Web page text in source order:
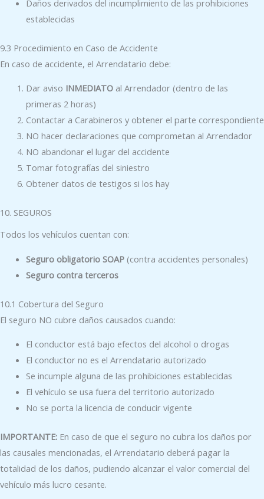
Daños derivados del incumplimiento de las prohibiciones
establecidas
9.3 Procedimiento en Caso de Accidente
En caso de accidente, el Arrendatario debe:
Dar aviso INMEDIATOal Arrendador (dentro de las
primeras 2 horas)
Contactar a Carabineros y obtener el parte correspondiente
NO hacer declaraciones que comprometan al Arrendador
NO abandonar el lugar del accidente
Tomar fotografías del siniestro
Obtener datos de testigos si los hay
10. SEGUROS
Todos los vehículos cuentan con:
Seguro obligatorio SOAP(contra accidentes personales)
Seguro contra terceros
10.1 Cobertura del Seguro
El seguro NO cubre daños causados cuando:
El conductor está bajo efectos del alcohol o drogas
El conductor no es el Arrendatario autorizado
Se incumple alguna de las prohibiciones establecidas
El vehículo se usa fuera del territorio autorizado
No se porta la licencia de conducir vigente
IMPORTANTE: En caso de que el seguro no cubra los daños por
las causales mencionadas, el Arrendatario deberá pagar la
totalidad de los daños, pudiendo alcanzar el valor comercial del
vehículo más lucro cesante.